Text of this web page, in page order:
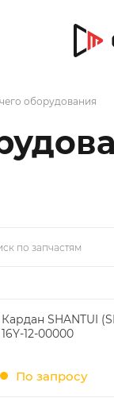
оборудования
Кардан SHANTUI
16Y-12-00000
По запросу